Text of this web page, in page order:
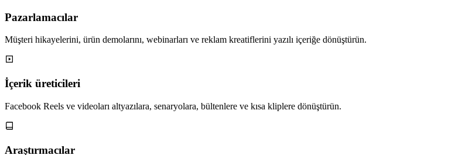
Pazarlamacılar
Müşteri hikayelerini, ürün demolarını, webinarları ve reklam kreatiflerini yazılı içeriğe dönüştürün.
İçerik üreticileri
Facebook Reels ve videoları altyazılara, senaryolara, bültenlere ve kısa kliplere dönüştürün.
Araştırmacılar